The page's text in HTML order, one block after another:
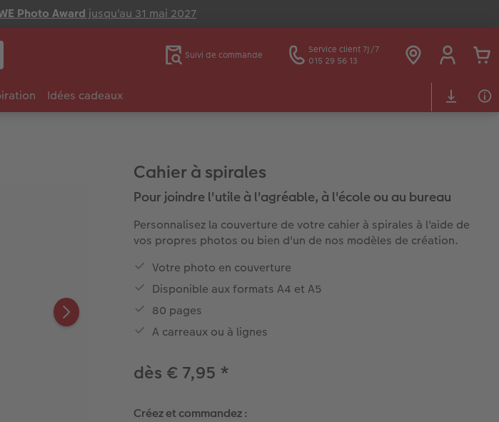
Photo Award jusqu'au 31 mai 2027
Suivi de commande
Service client 7J/7
015 29 56 13
Idées cadeaux
Cahier à spirales
Pour joindre l'utile à l'agréable, à l'école ou au bureau
Personnalisez la couverture de votre cahier à spirales à l'aide de
vos propres photos ou bien d'un de nos modèles de création.
Votre photo en couverture
Disponible aux formats A4 et A5
80 pages
A carreaux ou à lignes
dès € 7,95 *
Créez et commandez :